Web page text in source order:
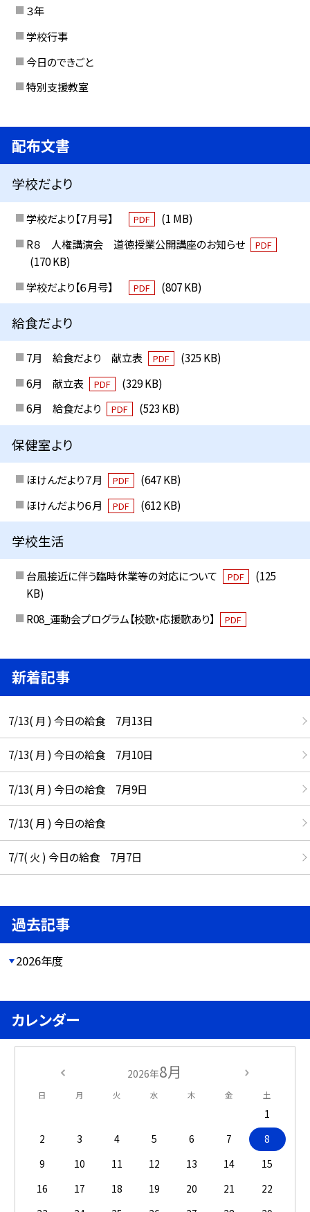
３年
学校行事
今日のできごと
特別支援教室
配布文書
学校だより
学校だより【７月号】 PDF
(1 MB)
R８ 人権講演会 道徳授業公開講座のお知らせ
PDF
(170 KB)
学校だより【６月号】
PDF (807 KB)
給食だより
7月 給食だより 献立表 PDF
(325 KB)
6月 献立表
PDF
(329 KB)
6月 給食だより
PDF (523 KB)
保健室より
ほけんだより７月 PDF
(647 KB)
ほけんだより６月
PDF (612 KB)
学校生活
台風接近に伴う臨時休業等の対応について PDF
(125
KB)
R08_運動会プログラム【校歌・応援歌あり】
PDF
新着記事
7/13( 月 ) 今日の給食 7月13日
7/13( 月 ) 今日の給食 7月10日
7/13( 月 ) 今日の給食 7月9日
7/13( 月 ) 今日の給食
7/7( 火 ) 今日の給食 7月7日
過去記事
2026年度
カレンダー
2026年8月
日 月 火 水 木 金 土
1
2
3 4 5 6 7
8
9
10 11 12 13 14
15
16
17 18 19 20 21
22